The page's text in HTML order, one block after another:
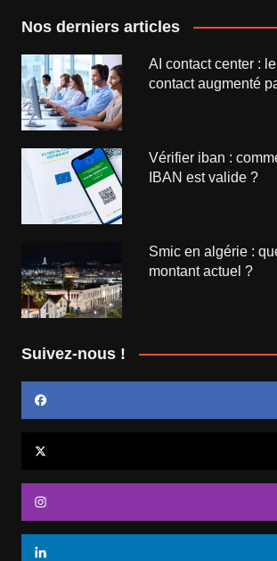
Nos derniers articles
AI contact center :
contact augmenté
Vérifier iban :
IBAN est valide ?
Smic en algérie :
montant actuel ?
Suivez-nous !